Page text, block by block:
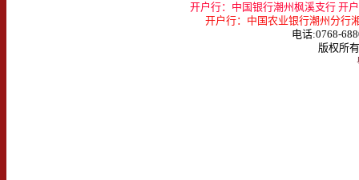
开户行：中国银行潮州枫溪支行 开
开户行：中国农业银行潮州分行
电话:0768-
版权所